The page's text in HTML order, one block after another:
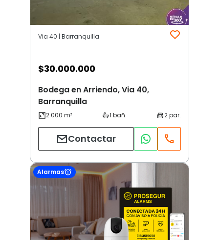
Via 40 | Barranquilla
$30.000.000
Bodega en Arriendo, Via 40,
Barranquilla
Contactar
Alarmas